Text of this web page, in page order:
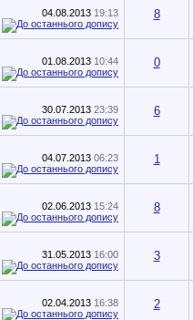
04.08.2013 19:13
8
01.08.2013 10:44
0
30.07.2013 23:39
6
04.07.2013 06:23
1
02.06.2013 15:24
8
31.05.2013 16:00
3
02.04.2013 16:38
2